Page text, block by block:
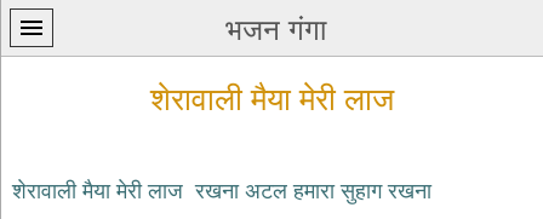
भजन गंगा
शेरावाली मैया मेरी लाज
शेरावाली मैया मेरी लाज रखना अटल हमारा सुहाग रखना